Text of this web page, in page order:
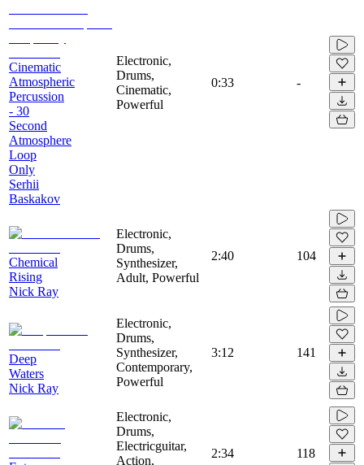
Cinematic
Atmospheric
Percussion
- 30
Second
Atmosphere
Loop
Only
Serhii
Baskakov
Electronic,
Drums,
Cinematic,
Powerful
0:33 -
Chemical
Rising
Nick Ray
Electronic,
Drums,
Synthesizer,
Adult, Powerful
2:40 104
Deep
Waters
Nick Ray
Electronic,
Drums,
Synthesizer,
Contemporary,
Powerful
3:12 141
Electronic,
Drums,
Electricguitar,
Action,
2:34 118